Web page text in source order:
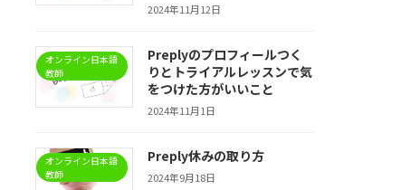
2024年11月12日
オンライン日本語
教師
Preplyのプロフィールつく
りとトライアルレッスンで気
をつけた方がいいこと
2024年11月1日
オンライン日本語
教師
Preply休みの取り方
2024年9月18日